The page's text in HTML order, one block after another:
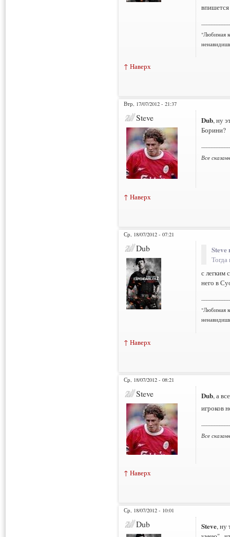
"Любимая
↑ Наверх
Втр, 17/07/2012 - 21:37
Steve Dub, ну
Борини?
Все
↑ Наверх
Ср, 18/07/2012 - 07:21
Dub Steve
с легким
него в
"Любимая
↑ Наверх
Ср, 18/07/2012 - 08:21
Steve Dub, а
игроков
Все
↑ Наверх
Ср, 18/07/2012 - 10:01
Dub Steve, ну